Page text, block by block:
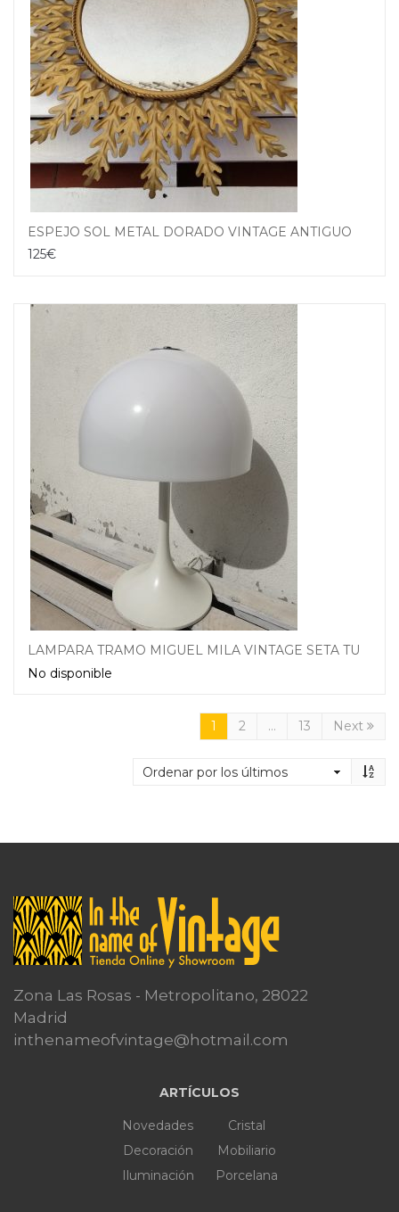
125€
No disponible
1 2 … 13 Next
Zona Las Rosas - Metropolitano, 28022
Madrid
inthenameofvintage@hotmail.com
ARTÍCULOS
Novedades
Decoración
Iluminación
Cristal
Mobiliario
Porcelana